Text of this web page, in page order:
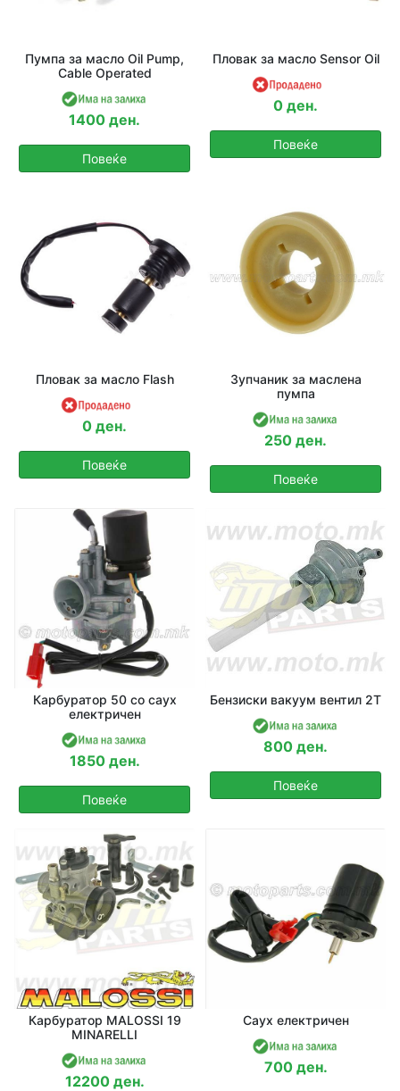
Пумпа за масло Oil Pump,
Cable Operated
1400 ден.
Повеќе
Пловак за масло Sensor Oil
0 ден.
Повеќе
Пловак за масло Flash
0 ден.
Повеќе
Зупчаник за маслена
пумпа
250 ден.
Повеќе
Карбуратор 50 со саух
електричен
1850 ден.
Повеќе
Бензиски вакуум вентил 2Т
800 ден.
Повеќе
Карбуратор MALOSSI 19
MINARELLI
12200 ден.
Саух електричен
700 ден.